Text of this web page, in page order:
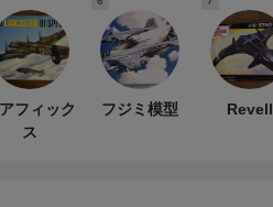
フィック
ス
フジミ模型 Revell